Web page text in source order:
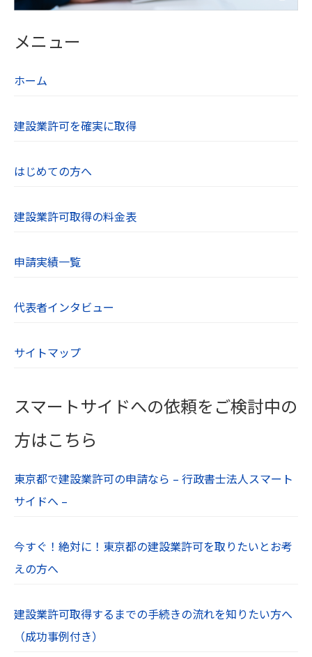
当社は本人から個人情報の開示を求められたとき
人情報の利用目的の通知や訂正、追加、削除、利
は、お問い合わせフォームよりご連絡ください。
絡先】
明点、苦情、その他のお問い合わせはお問い合わ
【８．SSL（Secure Socket Layer）について】
ラウザとWebサーバーとの通信を暗号化していま
どの個人情報は自動的に暗号化されます。
cookieとは、WebサーバーからWebブラウザに送
き、効率的に当社Webサイトを利用することがで
きます。当社Webサイトがcookieとして送るファ
イルは、個人を特定するような情報は含んでおり
ません。
お使いのWebブラウザの設定により、cookieを無
効にすることも可能です。
【１０．プライバシーポリシーの制定日及び改定
制定：令和６年７月１日
【１１．免責事項】
当社Webサイトに掲載されている情報の正確性に
は万全を期していますが、利用者が当社Webサイ
メニュー
ホーム
建設業許可を確実に取得
はじめての方へ
建設業許可取得の料金表
申請実績一覧
代表者インタビュー
サイトマップ
スマートサイドへの依頼をご検討中の
方はこちら
東京都で建設業許可の申請なら – 行政書士法人スマート
サイドへ –
今すぐ！絶対に！東京都の建設業許可を取りたいとお考
えの方へ
建設業許可取得するまでの手続きの流れを知りたい方へ
（成功事例付き）